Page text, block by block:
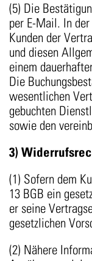
(5) Die
per E-Mail. In
Kunden der
und diesen
einem
Die
wesentlichen
gebuchten
sowie den
3)
(1) Sofern dem
13 BGB ein
er seine
gesetzlichen
(2) Nähere